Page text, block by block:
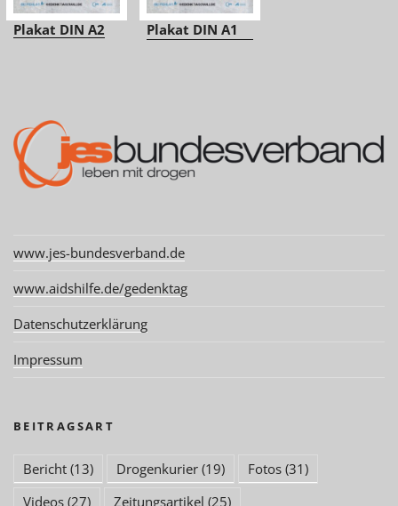
Plakat DIN A2 Plakat DIN A1
www.jes-bundesverband.de
www.aidshilfe.de/gedenktag
Datenschutzerklärung
Impressum
BEITRAGSART
Bericht (13) Drogenkurier (19) Fotos (31)
Videos (27) Zeitungsartikel (25)